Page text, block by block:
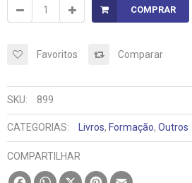
COMPRAR
Favoritos Comparar
SKU: 899
CATEGORIAS: Livros, Formação, Outros
COMPARTILHAR
FacebookWhatsApp
X Pinterest